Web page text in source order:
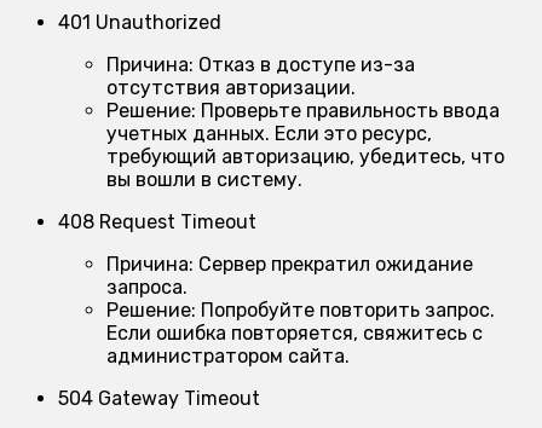
401 Unauthorized
Причина: Отказ в доступе из-за
отсутствия авторизации.
Решение: Проверьте правильность ввода
учетных данных. Если это ресурс,
требующий авторизацию, убедитесь, что
вы вошли в систему.
408 Request Timeout
Причина: Сервер прекратил ожидание
запроса.
Решение: Попробуйте повторить запрос.
Если ошибка повторяется, свяжитесь с
администратором сайта.
504 Gateway Timeout